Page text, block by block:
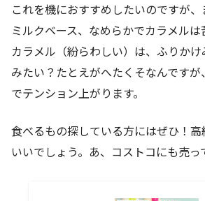
これを機におすすめしたいのですが
ミルクベース、なめらかでカラメル
カラメル（紛らわしい）は、ふりか
みたい？たとえがへたくそなんです
でテンション上がります。
食べるもの探している方にはぜひ！
いいでしょう。あ、コストコにも売っ